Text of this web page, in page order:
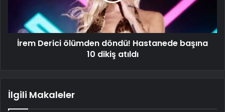
İrem Derici ölümden döndü! Hastanede başına
10 dikiş atıldı
İlgili Makaleler